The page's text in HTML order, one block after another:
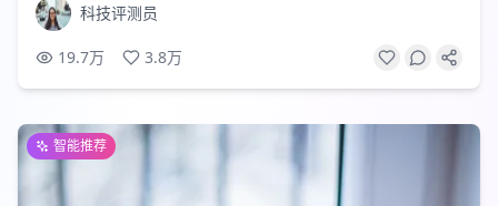
科技评测员
19.7万 3.8万
智能推荐